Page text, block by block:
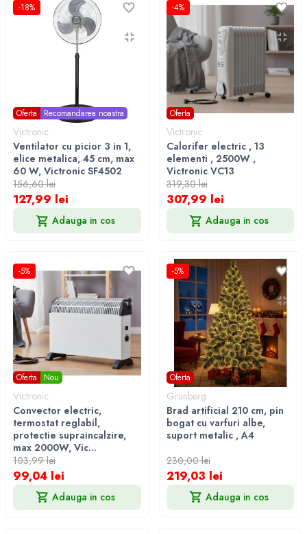
-18%
Oferta Recomandarea noastra
Victronic
Ventilator cu picior 3 in 1,
elice metalica, 45 cm, max
60 W, Victronic SF4502
156,60 lei
127,99 lei
Adauga in cos
-4%
Oferta
Victronic
Calorifer electric , 13
elementi , 2500W ,
Victronic VC13
319,30 lei
307,99 lei
Adauga in cos
-5%
Oferta Nou
Victronic
Convector electric,
termostat reglabil,
protectie supraincalzire,
max 2000W, Vic...
103,99 lei
99,04 lei
Adauga in cos
-5%
Oferta
Grunberg
Brad artificial 210 cm, pin
bogat cu varfuri albe,
suport metalic , A4
230,00 lei
219,03 lei
Adauga in cos